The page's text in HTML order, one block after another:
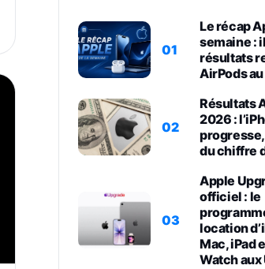
01
Le récap
semaine :
résultats
AirPods
02
Résultats
2026 :
du chiffre
03
Apple
officiel : le
location
Mac, iPad
Watch aux